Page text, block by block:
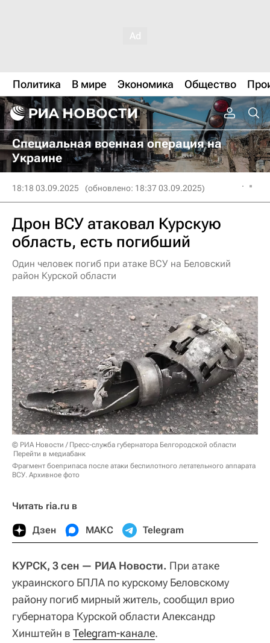
Политика В мире Экономика Общество
Специальная военная операция на
Украине
18:18 03.09.2025 (обновлено: 18:37 03.09.2025)
Дрон ВСУ атаковал Курскую
область, есть погибший
Один человек погиб при атаке ВСУ на Беловский
район Курской области
© РИА Новости / Пресс-служба губернатора Белгородской области
Перейти в медиабанк
Фрагмент боеприпаса после атаки беспилотного летательного аппарата
ВСУ. Архивное фото
Читать ria.ru в
Дзен МАКС Telegram
КУРСК, 3 сен — РИА Новости. При атаке
украинского БПЛА по курскому Беловскому
району погиб мирный житель, сообщил врио
губернатора Курской области Александр
Хинштейн в Telegram-канале.